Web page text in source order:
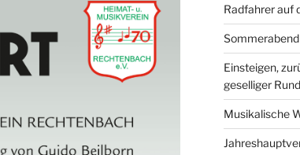
Radfahrer auf
Einsteigen,
geselliger
Musikalische